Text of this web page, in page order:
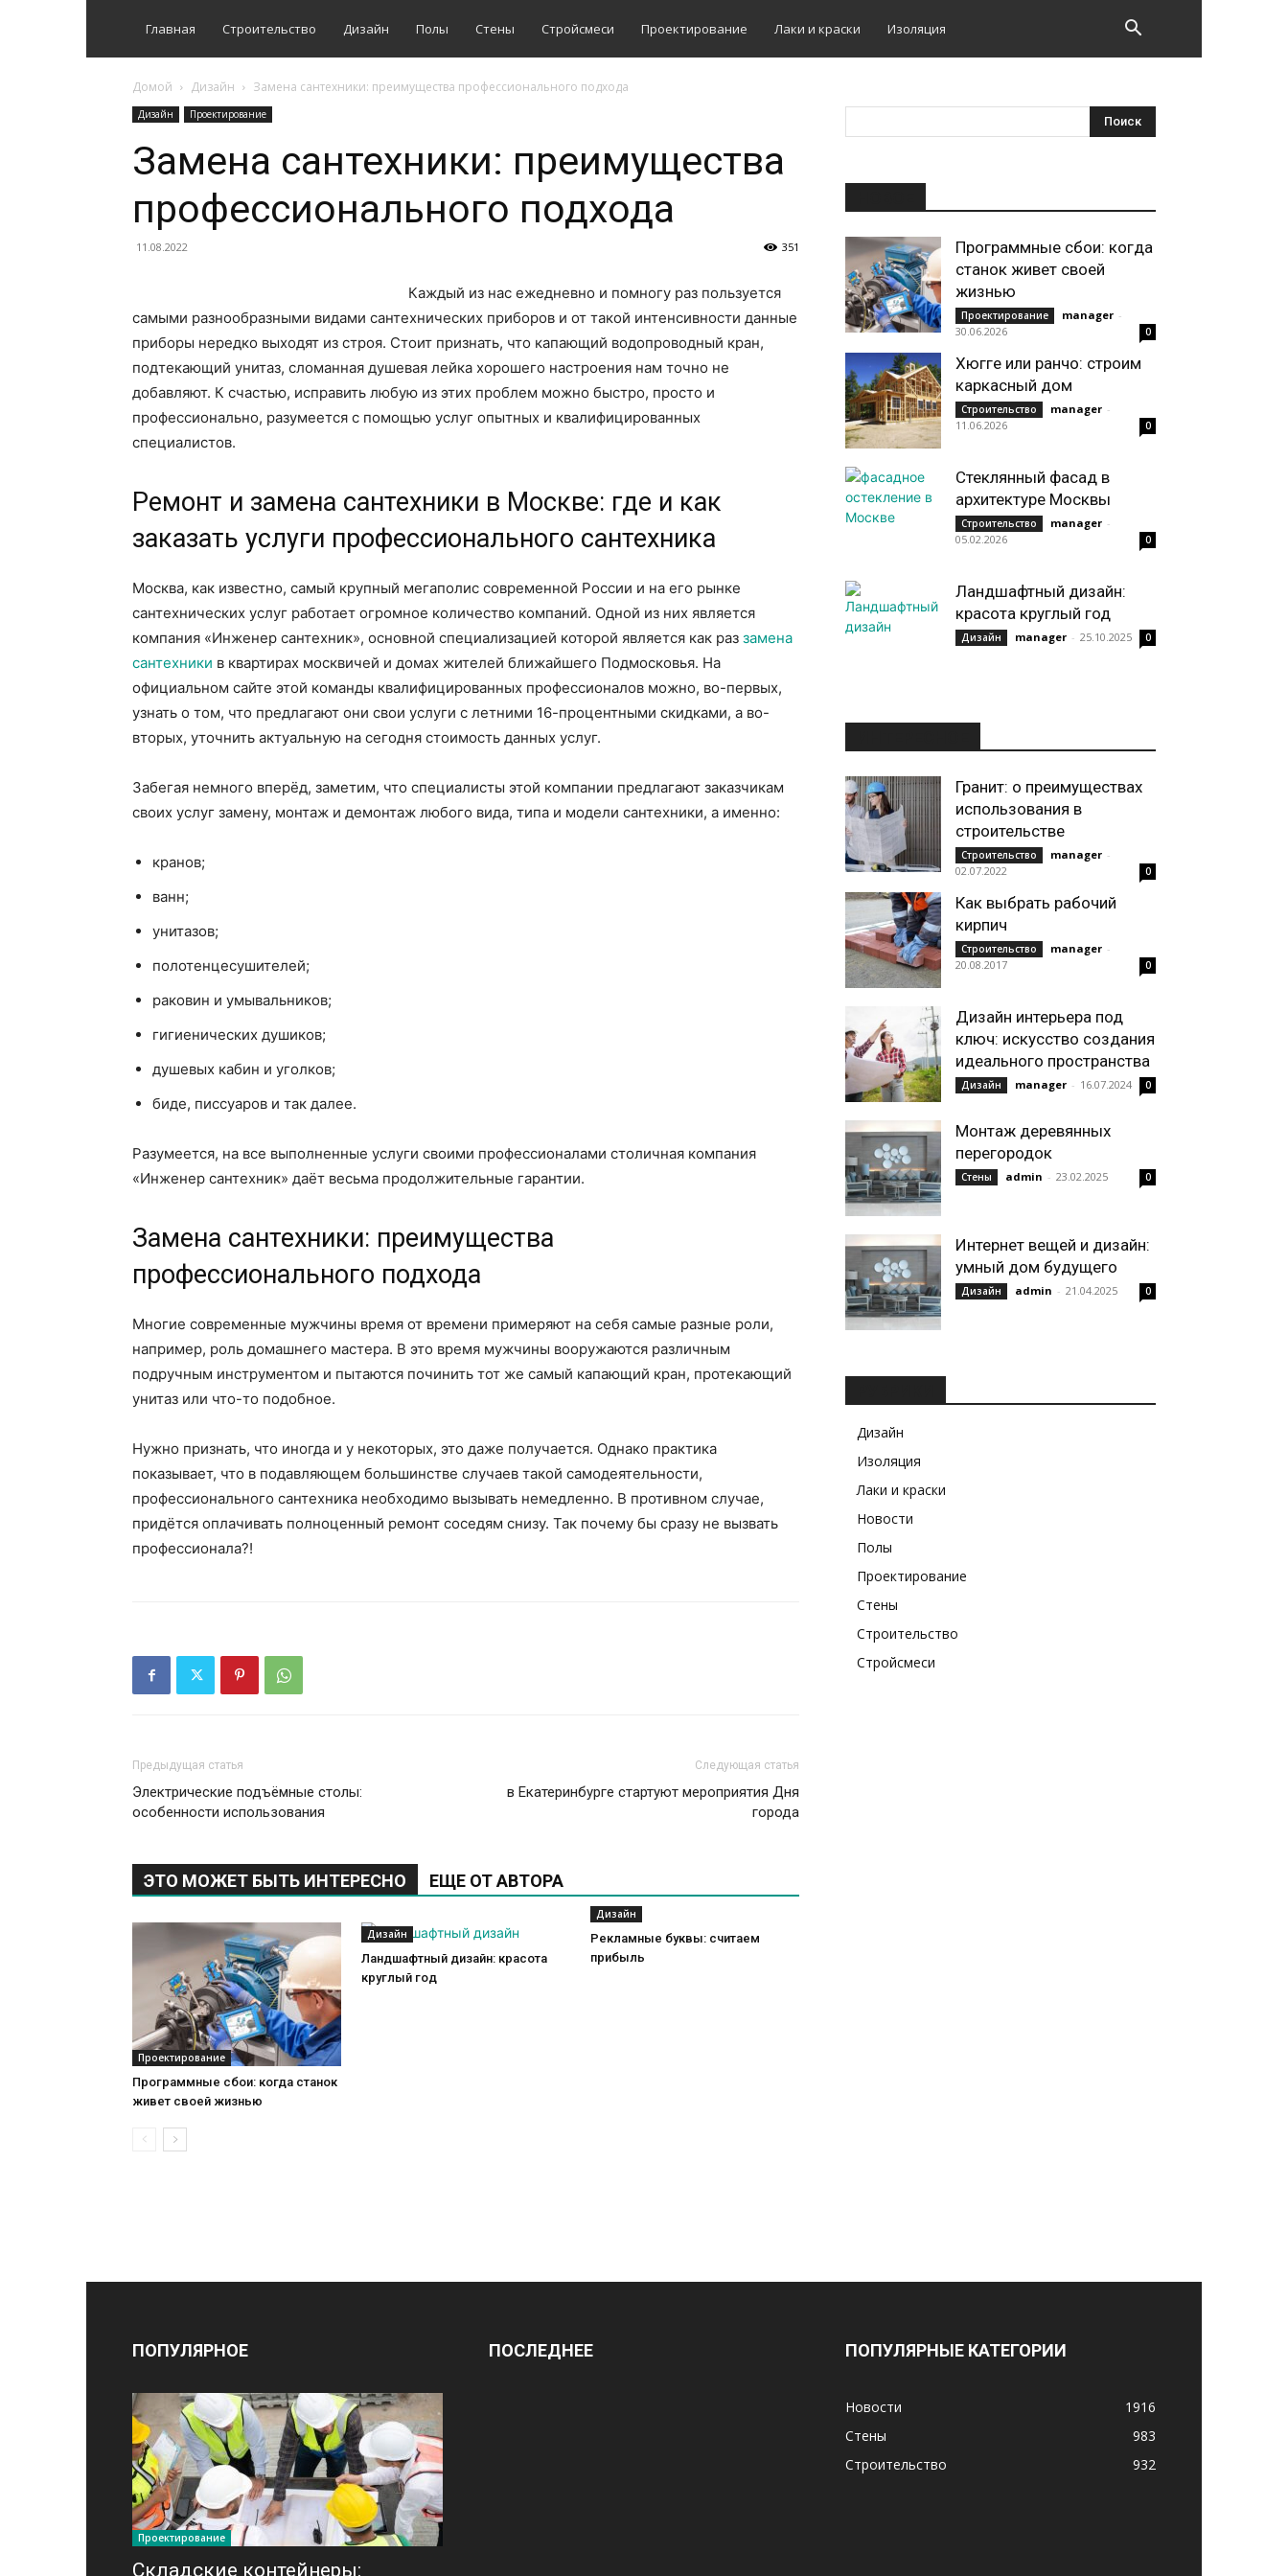
Главная Строительство Дизайн Полы Стены Стройсмеси Проектирование Лаки и краски Изоляция
Домой Дизайн Замена сантехники: преимущества профессионального подхода
Дизайн Проектирование
Замена сантехники: преимущества
профессионального подхода
11.08.2022 351
Каждый из нас ежедневно и помногу раз пользуется
самыми разнообразными видами сантехнических приборов и от такой интенсивности данные
приборы нередко выходят из строя. Стоит признать, что капающий водопроводный кран,
подтекающий унитаз, сломанная душевая лейка хорошего настроения нам точно не
добавляют. К счастью, исправить любую из этих проблем можно быстро, просто и
профессионально, разумеется с помощью услуг опытных и квалифицированных
специалистов.
Ремонт и замена сантехники в Москве: где и как
заказать услуги профессионального сантехника
Москва, как известно, самый крупный мегаполис современной России и на его рынке
сантехнических услуг работает огромное количество компаний. Одной из них является
компания «Инженер сантехник», основной специализацией которой является как раз замена
сантехники в квартирах москвичей и домах жителей ближайшего Подмосковья. На
официальном сайте этой команды квалифицированных профессионалов можно, во-первых,
узнать о том, что предлагают они свои услуги с летними 16-процентными скидками, а во-
вторых, уточнить актуальную на сегодня стоимость данных услуг.
Забегая немного вперёд, заметим, что специалисты этой компании предлагают заказчикам
своих услуг замену, монтаж и демонтаж любого вида, типа и модели сантехники, а именно:
кранов;
ванн;
унитазов;
полотенцесушителей;
раковин и умывальников;
гигиенических душиков;
душевых кабин и уголков;
биде, писсуаров и так далее.
Разумеется, на все выполненные услуги своими профессионалами столичная компания
«Инженер сантехник» даёт весьма продолжительные гарантии.
Замена сантехники: преимущества
профессионального подхода
Многие современные мужчины время от времени примеряют на себя самые разные роли,
например, роль домашнего мастера. В это время мужчины вооружаются различным
подручным инструментом и пытаются починить тот же самый капающий кран, протекающий
унитаз или что-то подобное.
Нужно признать, что иногда и у некоторых, это даже получается. Однако практика
показывает, что в подавляющем большинстве случаев такой самодеятельности,
профессионального сантехника необходимо вызывать немедленно. В противном случае,
придётся оплачивать полноценный ремонт соседям снизу. Так почему бы сразу не вызвать
профессионала?!
Предыдущая статья
Электрические подъёмные столы:
особенности использования
Следующая статья
в Екатеринбурге стартуют мероприятия Дня
города
ЭТО МОЖЕТ БЫТЬ ИНТЕРЕСНО ЕЩЕ ОТ АВТОРА
Проектирование
Программные сбои: когда станок
живет своей жизнью
Дизайн
Ландшафтный дизайн: красота
круглый год
Дизайн
Рекламные буквы: считаем
прибыль
Программные сбои: когда
станок живет своей
жизнью
Проектирование manager -
30.06.2026
0
Хюгге или ранчо: строим
каркасный дом
Строительство manager -
11.06.2026
0
Стеклянный фасад в
архитектуре Москвы
Строительство manager -
05.02.2026
0
Ландшафтный дизайн:
красота круглый год
Дизайн manager - 25.10.2025 0
Гранит: о преимуществах
использования в
строительстве
Строительство manager -
02.07.2022
0
Как выбрать рабочий
кирпич
Строительство manager -
20.08.2017
0
Дизайн интерьера под
ключ: искусство создания
идеального пространства
Дизайн manager - 16.07.2024 0
Монтаж деревянных
перегородок
Стены admin - 23.02.2025 0
Интернет вещей и дизайн:
умный дом будущего
Дизайн admin - 21.04.2025 0
Дизайн
Изоляция
Лаки и краски
Новости
Полы
Проектирование
Стены
Строительство
Стройсмеси
ПОПУЛЯРНОЕ
Проектирование
Складские контейнеры:
ПОСЛЕДНЕЕ ПОПУЛЯРНЫЕ КАТЕГОРИИ
Новости
1916
Стены
983
Строительство
932